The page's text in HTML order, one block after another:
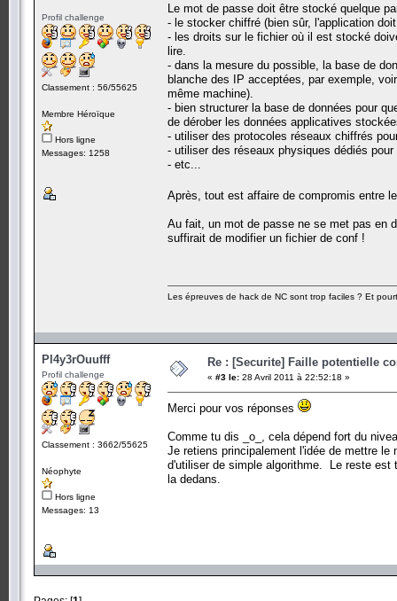
Profil challenge
Classement : 56/55625
Membre Héroïque
Hors ligne
Messages: 1258
Le mot de passe doit être stocké quelque
- le stocker chiffré (bien sûr, l'application
- les droits sur le fichier où il est stocké
lire.
- dans la mesure du possible, la base de
blanche des IP acceptées, par exemple,
même machine).
- bien structurer la base de données pour
de dérober les données applicatives
- utiliser des protocoles réseaux chiffrés
- utiliser des réseaux physiques dédiés
- etc...
Après, tout est affaire de compromis entre
Au fait, un mot de passe ne se met pas en
suffirait de modifier un fichier de conf !
Les épreuves de hack de NC sont trop faciles ? Et
Pl4y3rOuufff
Profil challenge
Classement : 3662/55625
Néophyte
Hors ligne
Messages: 13
Re : [Securite] Faille potentielle
« #3 le: 28 Avril 2011 à 22:52:18 »
Merci pour vos réponses
Comme tu dis _o_, cela dépend fort du
Je retiens principalement l'idée de mettre
d'utiliser de simple algorithme. Le reste est
la dedans.